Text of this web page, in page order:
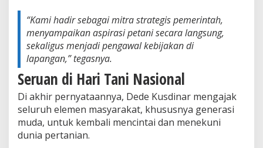
“Kami hadir sebagai mitra strategis pemerintah,
menyampaikan aspirasi petani secara langsung,
sekaligus menjadi pengawal kebijakan di
lapangan,” tegasnya.
Seruan di Hari Tani Nasional
Di akhir pernyataannya, Dede Kusdinar mengajak
seluruh elemen masyarakat, khususnya generasi
muda, untuk kembali mencintai dan menekuni
dunia pertanian.